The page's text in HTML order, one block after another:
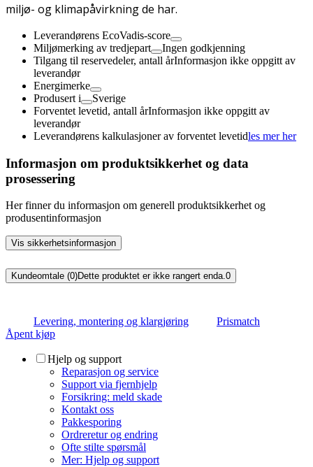
miljø- og klimapåvirkning de har.
Leverandørens EcoVadis-score
Miljømerking av tredjepart
Ingen godkjenning
Tilgang til reservedeler, antall årInformasjon ikke oppgitt av
leverandør
Energimerke
Produsert i
Sverige
Forventet levetid, antall årInformasjon ikke oppgitt av
leverandør
Leverandørens kalkulasjoner av forventet levetidles mer her
Informasjon om produktsikkerhet og data
prosessering
Her finner du informasjon om generell produktsikkerhet og
produsentinformasjon
Vis sikkerhetsinformasjon
Kundeomtale (0)Dette produktet er ikke rangert enda.0
Levering, montering og klargjøring
Prismatch
Åpent kjøp
Hjelp og support
Reparasjon og service
Support via fjernhjelp
Forsikring: meld skade
Kontakt oss
Pakkesporing
Ordreretur og endring
Ofte stilte spørsmål
Mer: Hjelp og support